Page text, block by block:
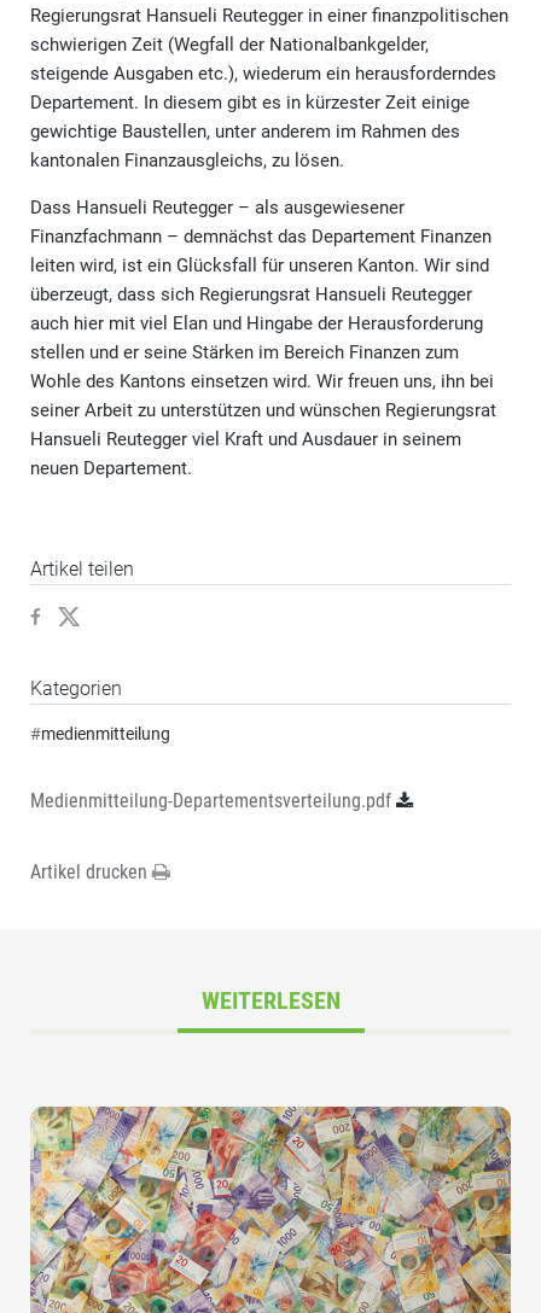
Regierungsrat Hansueli Reutegger in einer finanzpolitischen
schwierigen Zeit (Wegfall der Nationalbankgelder,
steigende Ausgaben etc.), wiederum ein herausforderndes
Departement. In diesem gibt es in kürzester Zeit einige
gewichtige Baustellen, unter anderem im Rahmen des
kantonalen Finanzausgleichs, zu lösen.
Dass Hansueli Reutegger – als ausgewiesener
Finanzfachmann – demnächst das Departement Finanzen
leiten wird, ist ein Glücksfall für unseren Kanton. Wir sind
überzeugt, dass sich Regierungsrat Hansueli Reutegger
auch hier mit viel Elan und Hingabe der Herausforderung
stellen und er seine Stärken im Bereich Finanzen zum
Wohle des Kantons einsetzen wird. Wir freuen uns, ihn bei
seiner Arbeit zu unterstützen und wünschen Regierungsrat
Hansueli Reutegger viel Kraft und Ausdauer in seinem
neuen Departement.
Artikel teilen
Kategorien
#medienmitteilung
Medienmitteilung-Departementsverteilung.pdf
Artikel drucken
WEITERLESEN